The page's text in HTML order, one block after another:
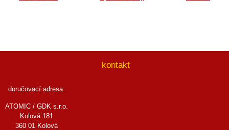
kontakt
doručovací adresa:
ATOMIC / GDK s.r.o.
Kolová 181
360 01 Kolová